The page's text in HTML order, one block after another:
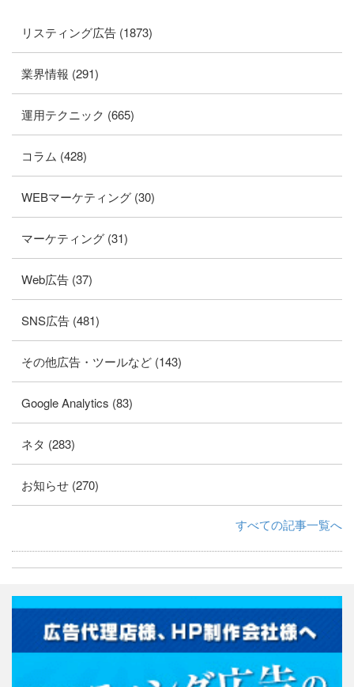
リスティング広告 (1873)
業界情報 (291)
運用テクニック (665)
コラム (428)
WEBマーケティング (30)
マーケティング (31)
Web広告 (37)
SNS広告 (481)
その他広告・ツールなど (143)
Google Analytics (83)
ネタ (283)
お知らせ (270)
すべての記事一覧へ